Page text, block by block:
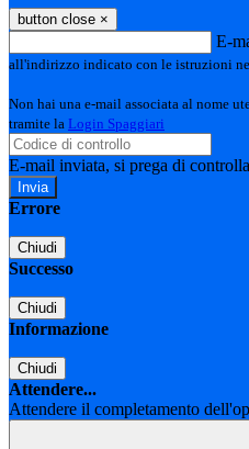
button close ×
E-
all'indirizzo indicato con le istruzioni
Non hai una e-mail associata al nome
tramite la Login Spaggiari
E-mail inviata, si prega di
Errore
Chiudi
Successo
Chiudi
Informazione
Chiudi
Attendere...
Attendere il completamento